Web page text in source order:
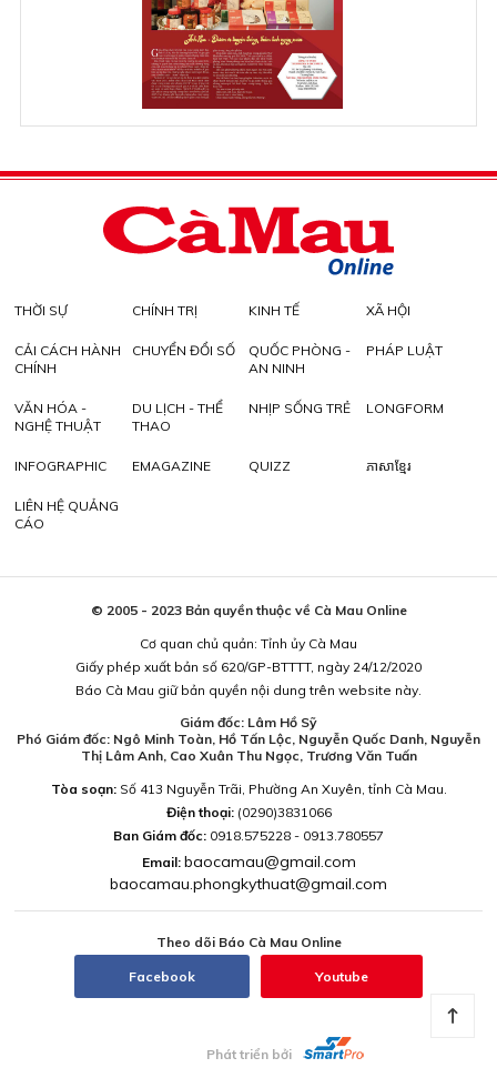
THỜI SỰ CHÍNH TRỊ KINH TẾ XÃ HỘI
CẢI CÁCH HÀNH
CHÍNH
CHUYỂN ĐỔI SỐ
QUỐC PHÒNG -
AN NINH
PHÁP LUẬT
VĂN HÓA -
NGHỆ THUẬT
DU LỊCH - THỂ
THAO
NHỊP SỐNG TRẺ LONGFORM
INFOGRAPHIC EMAGAZINE QUIZZ ភាសាខ្មែរ
LIÊN HỆ QUẢNG
CÁO
© 2005 - 2023 Bản quyền thuộc về Cà Mau Online
Cơ quan chủ quản: Tỉnh ủy Cà Mau
Giấy phép xuất bản số 620/GP-BTTTT, ngày 24/12/2020
Báo Cà Mau giữ bản quyền nội dung trên website này.
Giám đốc: Lâm Hồ Sỹ
Phó Giám đốc: Ngô Minh Toàn, Hồ Tấn Lộc, Nguyễn Quốc Danh, Nguyễn
Thị Lâm Anh, Cao Xuân Thu Ngọc, Trương Văn Tuấn
Tòa soạn:Số 413 Nguyễn Trãi, Phường An Xuyên, tỉnh Cà Mau.
Điện thoại: (0290)3831066
Ban Giám đốc: 0918.575228 - 0913.780557
Email: baocamau@gmail.com
baocamau.phongkythuat@gmail.com
Theo dõi Báo Cà Mau Online
Facebook Youtube
Phát triển bởi